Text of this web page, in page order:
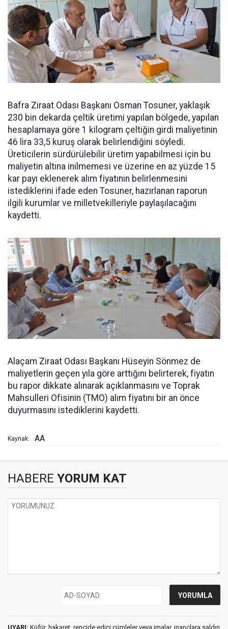
Bafra Ziraat Odası Başkanı Osman Tosuner, yaklaşık
230 bin dekarda çeltik üretimi yapılan bölgede, yapılan
hesaplamaya göre 1 kilogram çeltiğin girdi maliyetinin
46 lira 33,5 kuruş olarak belirlendiğini söyledi.
Üreticilerin sürdürülebilir üretim yapabilmesi için bu
maliyetin altına inilmemesi ve üzerine en az yüzde 15
kar payı eklenerek alım fiyatının belirlenmesini
istediklerini ifade eden Tosuner, hazırlanan raporun
ilgili kurumlar ve milletvekilleriyle paylaşılacağını
kaydetti.
Alaçam Ziraat Odası Başkanı Hüseyin Sönmez de
maliyetlerin geçen yıla göre arttığını belirterek, fiyatın
bu rapor dikkate alınarak açıklanmasını ve Toprak
Mahsulleri Ofisinin (TMO) alım fiyatını bir an önce
duyurmasını istediklerini kaydetti.
Kaynak: AA
HABERE YORUM KAT
UYARI: Küfür, hakaret, rencide edici cümleler veya imalar, inançlara saldırı